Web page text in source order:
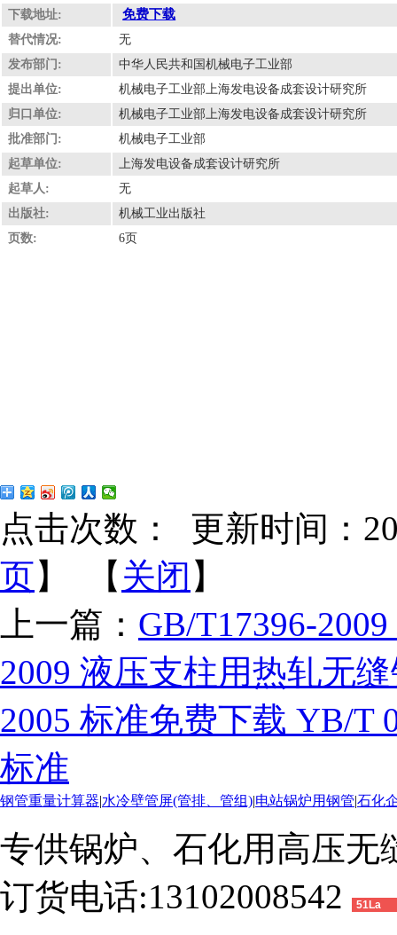
下载地址: 免费下载
替代情况:
无
发布部门:
中华人民共和国机械电子工业部
提出单位:
机械电子工业部上海发电设备成套设计研究所
归口单位:
机械电子工业部上海发电设备成套设计研究所
批准部门:
机械电子工业部
起草单位:
上海发电设备成套设计研究所
起草人:
无
出版社:
机械工业出版社
页数:
6页
点击次数：
更新时间：
页】 【 关闭 】
上一篇： GB/T17396-
2009 液压支柱用热轧无
2005 标准免费下载 YB/T
标准
钢管重量计算器 水冷壁管屏(管排、管组) 电站锅炉用钢管 石化
专供锅炉、石化用高压无
订货电话:13102008542
51La